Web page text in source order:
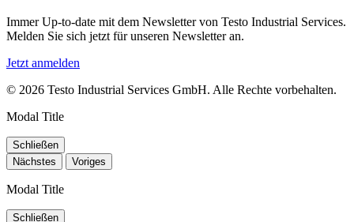
Immer Up-to-date mit dem Newsletter von Testo Industrial Services.
Melden Sie sich jetzt für unseren Newsletter an.
Jetzt anmelden
© 2026 Testo Industrial Services GmbH. Alle Rechte vorbehalten.
Modal Title
Schließen
Nächstes
Voriges
Modal Title
Schließen